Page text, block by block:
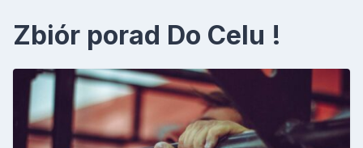
zdrowia
Zbiór porad Do Celu !